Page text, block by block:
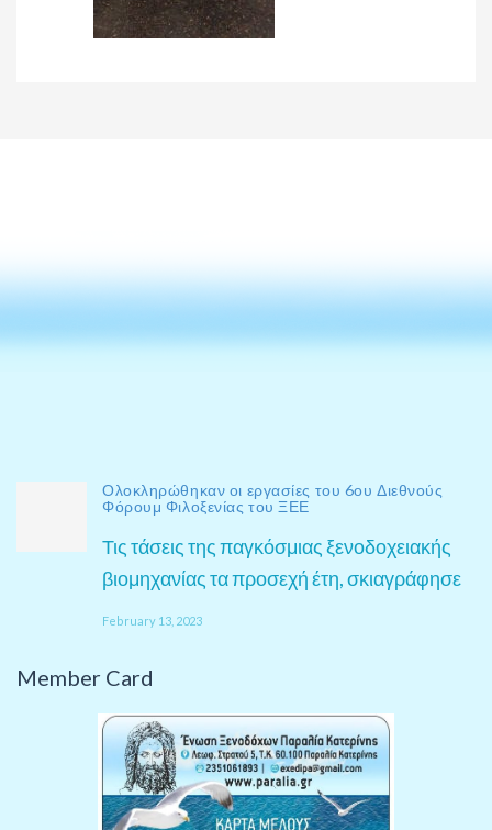
Ολοκληρώθηκαν οι εργασίες του 6ου Διεθνούς
Φόρουμ Φιλοξενίας του ΞΕΕ
Τις τάσεις της παγκόσμιας ξενοδοχειακής
βιομηχανίας τα προσεχή έτη, σκιαγράφησε
February 13, 2023
Member Card